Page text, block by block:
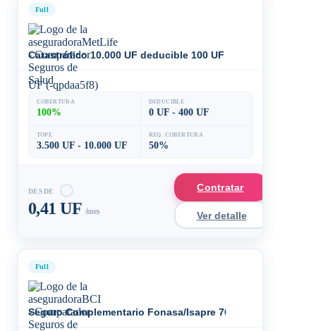
Full
Catastrófico 10.000 UF deducible 100 UF
UF (-qpdaa5f8)
COBERTURA
100%
DEDUCIBLE
0 UF - 400 UF
TOPE
3.500 UF - 10.000 UF
REQ. COBERTURA
50%
DESDE
0,41 UF /mes
Contratar
Ver detalle
Full
Seguro Complementario Fonasa/Isapre 70